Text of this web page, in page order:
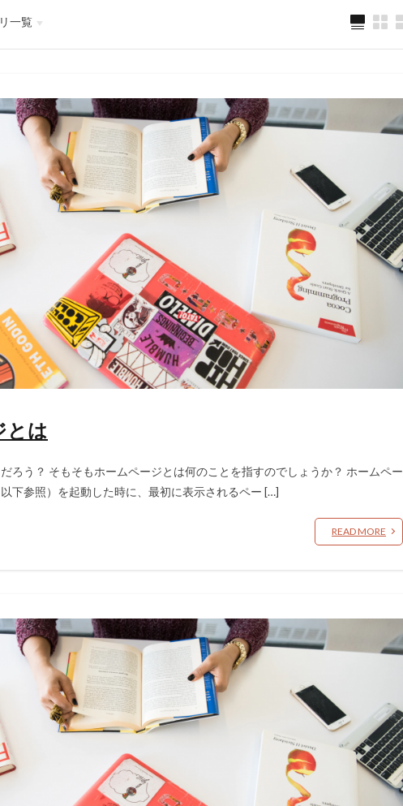
一覧
タグ一覧
ルシート（CSS）一覧
利ツール
ページの作り方（初級）
ザインとSEO対策（中級）
を使ったブログの構築
・ブログ収益化～副業～
とは
ろう？ そもそもホームページとは何のことを指すのでしょうか？ ホームペー
下参照）を起動した時に、最初に表示されるペー […]
READ MORE